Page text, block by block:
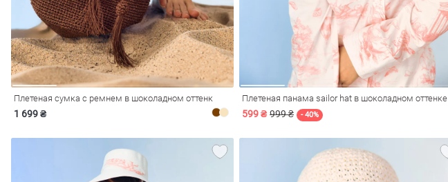
СарафаныНа
Плетеная сумка с ремнем в шоколадном оттенк
1 699 ₴
Плетеная панама sailor hat в шоколадном оттенке
599 ₴ 999 ₴ - 40%